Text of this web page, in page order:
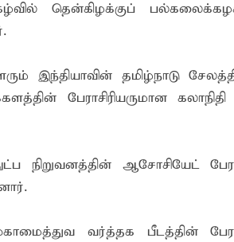
தென்கிழக்குப்
இந்தியாவின் தமிழ்நாடு
பேராசிரியருமான கலாநிதி
நிறுவனத்தின் ஆசோசியேட்
வர்த்தக பீடத்தின்